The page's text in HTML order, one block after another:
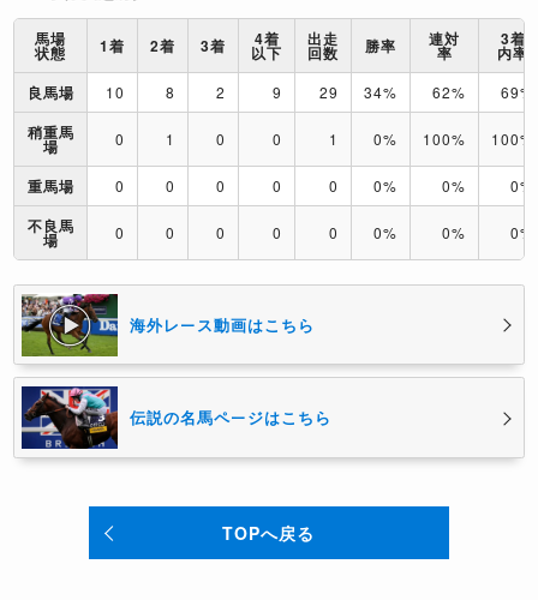
馬場
状態 1着 2着 3着 4着
以下
出走
回数 勝率 連対
率
3着
内率
良馬場
10 8 2 9 29 34% 62% 69%
稍重馬
場 0 1 0 0 1 0% 100% 100%
重馬場 0 0 0 0 0 0% 0% 0%
不良馬
場 0 0 0 0 0 0% 0% 0%
海外レース動画はこちら
伝説の名馬ページはこちら
TOPへ戻る